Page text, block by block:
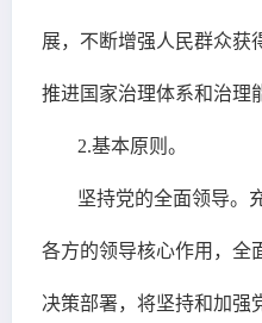
展，不断增强人民群众获
推进国家治理体系和治理
2.基本原则。
坚持党的全面领导。
各方的领导核心作用，全
决策部署，将坚持和加强